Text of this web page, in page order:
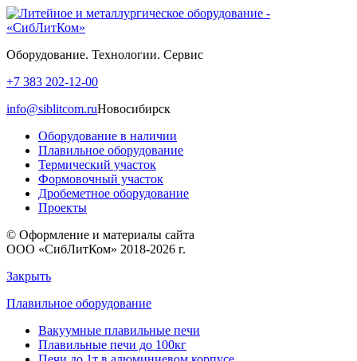
Оборудование. Технологии. Сервис
+7 383 202-12-00
info@siblitcom.ruНовосибирск
Оборудование в наличии
Плавильное оборудование
Термический участок
Формовочный участок
Дробеметное оборудование
Проекты
© Оформление и материалы сайта
ООО «СибЛитКом» 2018-2026 г.
Закрыть
Плавильное оборудование
Вакуумные плавильные печи
Плавильные печи до 100кг